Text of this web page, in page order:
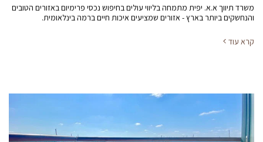
משרד תיווך א.א. יפית מתמחה בליווי עולים בחיפוש נכסי פרימיום באזורים הטובים
והנחשקים ביותר בארץ - אזורים שמציעים איכות חיים ברמה בינלאומית.
קרא עוד